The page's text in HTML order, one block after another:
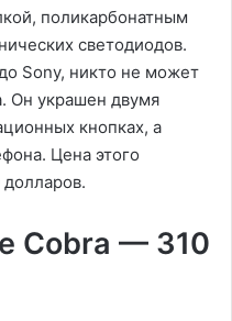
поликарбонатным
светодиодов.
Sony, никто не может
Он украшен двумя
кнопках, а
Цена этого
Cobra — 310